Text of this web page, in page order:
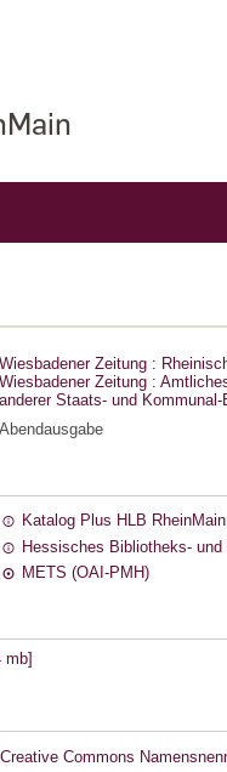
Wiesbadener Zeitung :
Wiesbadener Zeitung :
anderer Staats- und Kommunal-
Abendausgabe
Katalog Plus HLB RheinMain
Hessisches Bibliotheks-
METS (OAI-PMH)
mb]
Creative Commons